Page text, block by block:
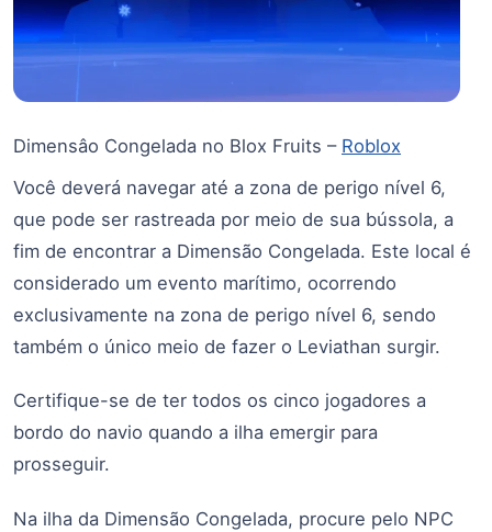
Dimensâo Congelada no Blox Fruits – Roblox
Você deverá navegar até a zona de perigo nível 6,
que pode ser rastreada por meio de sua bússola, a
fim de encontrar a Dimensão Congelada. Este local é
considerado um evento marítimo, ocorrendo
exclusivamente na zona de perigo nível 6, sendo
também o único meio de fazer o Leviathan surgir.
Certifique-se de ter todos os cinco jogadores a
bordo do navio quando a ilha emergir para
prosseguir.
Na ilha da Dimensão Congelada, procure pelo NPC